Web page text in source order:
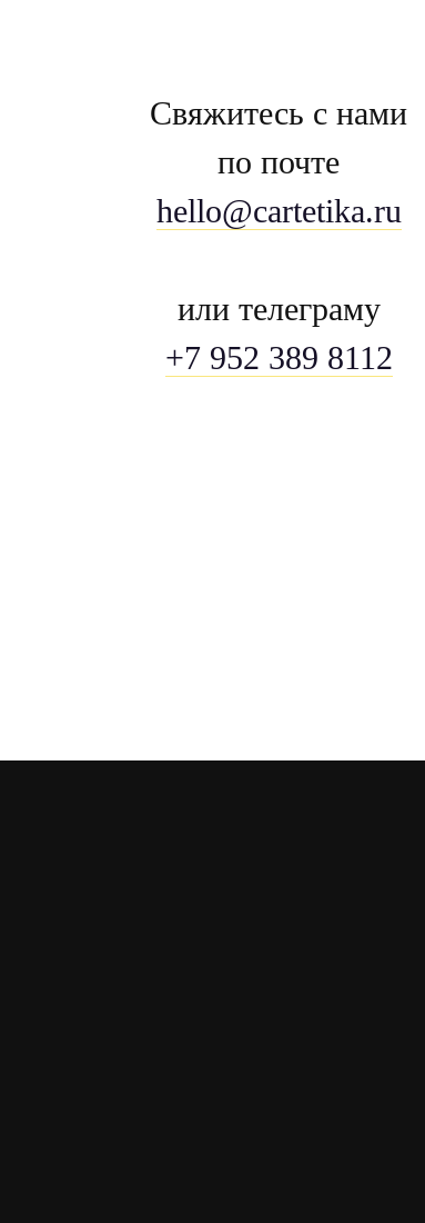
Свяжитесь с нами
по почте
hello@cartetika.ru
или телеграму
+7 952 389 8112